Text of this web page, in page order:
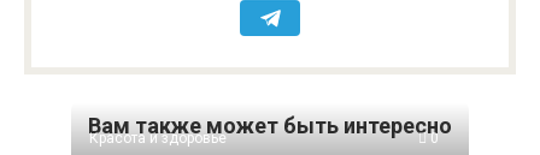
Вам также может быть интересно
Красота и здоровье 0